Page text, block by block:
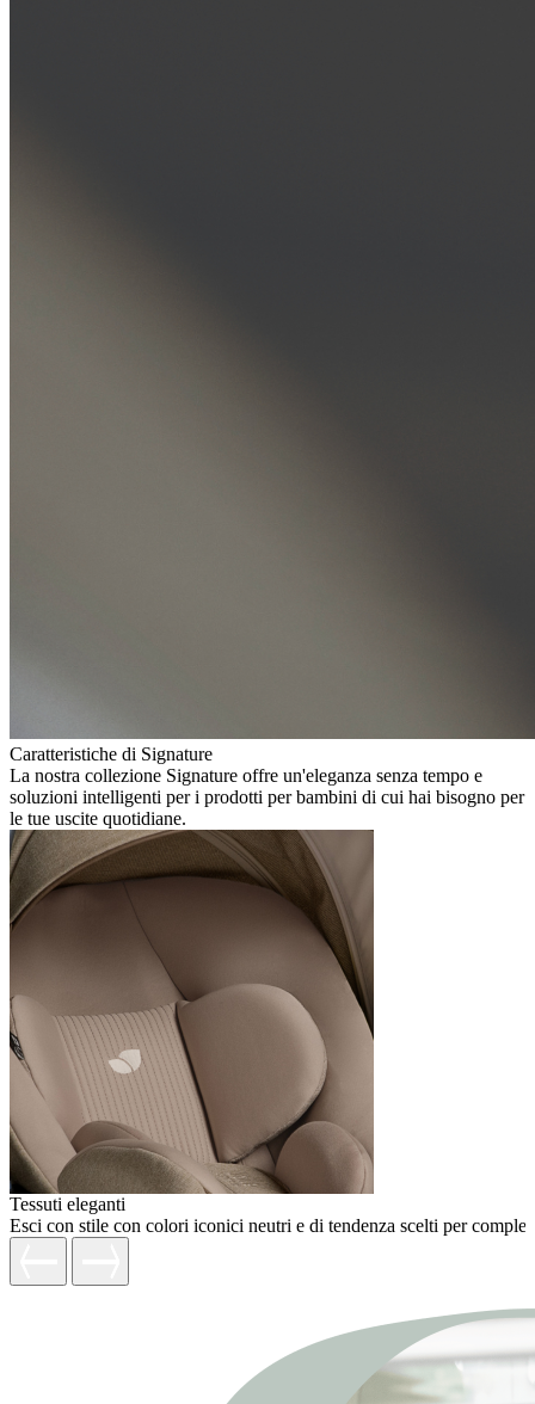
Caratteristiche di Signature
La nostra collezione Signature offre un'eleganza senza tempo e
soluzioni intelligenti per i prodotti per bambini di cui hai bisogno per
le tue uscite quotidiane.
Tessuti eleganti
Esci con stile con colori iconici neutri e di tendenza scelti per